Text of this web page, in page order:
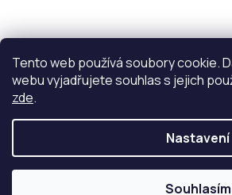
Tento web používá soubory cookie.
webu vyjadřujete souhlas s jejich
zde.
Nastavení
Souhlasím